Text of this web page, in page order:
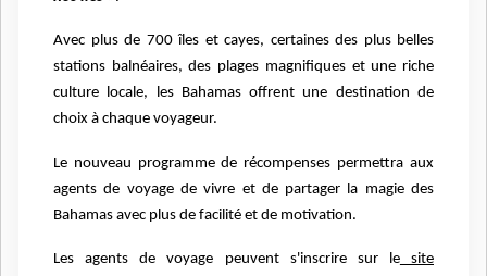
Avec plus de 700 îles et cayes, certaines des plus belles
stations balnéaires, des plages magnifiques et une riche
culture locale, les Bahamas offrent une destination de
choix à chaque voyageur.
Le nouveau programme de récompenses permettra aux
agents de voyage de vivre et de partager la magie des
Bahamas avec plus de facilité et de motivation.
Les agents de voyage peuvent s'inscrire sur lesite